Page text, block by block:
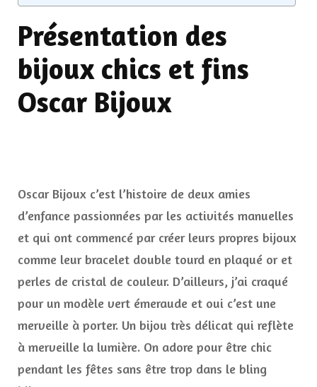
Présentation des
bijoux chics et fins
Oscar Bijoux
Oscar Bijoux c’est l’histoire de deux amies
d’enfance passionnées par les activités manuelles
et qui ont commencé par créer leurs propres bijoux
comme leur bracelet double tourd en plaqué or et
perles de cristal de couleur. D’ailleurs, j’ai craqué
pour un modèle vert émeraude et oui c’est une
merveille à porter. Un bijou très délicat qui reflète
à merveille la lumière. On adore pour être chic
pendant les fêtes sans être trop dans le bling